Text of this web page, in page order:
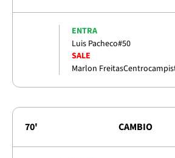
ENTRA
Luis Pacheco#50
SALE
Marlon Freitas
70' CAMBIO